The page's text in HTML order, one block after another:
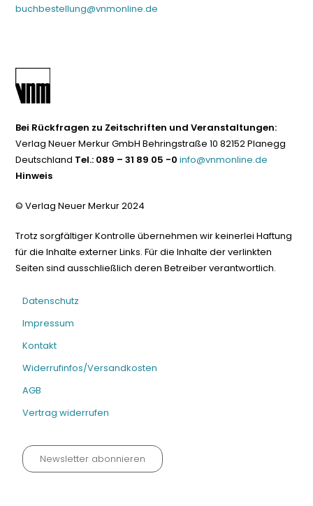
buchbestellung@vnmonline.de
Bei Rückfragen zu Zeitschriften und Veranstaltungen:
Verlag Neuer Merkur GmbH Behringstraße 10 82152 Planegg
Deutschland Tel.: 089 – 31 89 05 -0 info@vnmonline.de
Hinweis
© Verlag Neuer Merkur 2024
Trotz sorgfältiger Kontrolle übernehmen wir keinerlei Haftung
für die Inhalte externer Links. Für die Inhalte der verlinkten
Seiten sind ausschließlich deren Betreiber verantwortlich.
Datenschutz
Impressum
Kontakt
Widerrufinfos/Versandkosten
AGB
Vertrag widerrufen
Newsletter abonnieren